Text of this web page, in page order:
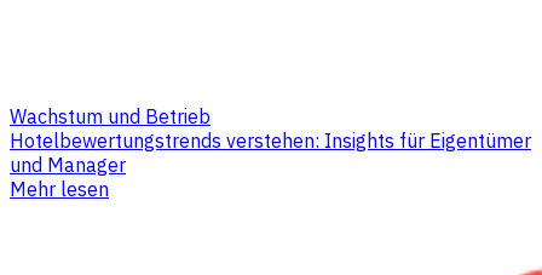
Wachstum und Betrieb
Hotelbewertungstrends verstehen: Insights für Eigentümer
und Manager
Mehr lesen